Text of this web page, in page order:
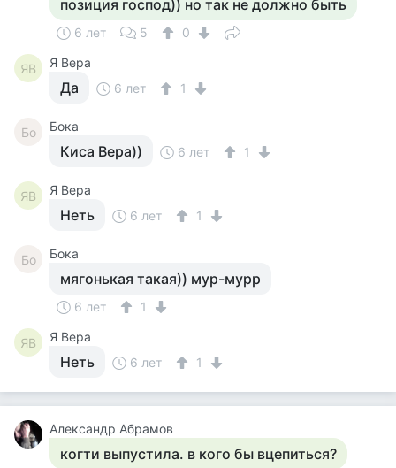
позиция господ)) но так не должно быть
6 лет 5 0
ЯВ Я Вера
Да 6 лет 1
Бо Бока
Киса Вера)) 6 лет 1
ЯВ Я Вера
Неть 6 лет 1
Бо Бока
мягонькая такая)) мур-мурр
6 лет 1
ЯВ Я Вера
Неть 6 лет 1
Александр Абрамов
когти выпустила. в кого бы вцепиться?